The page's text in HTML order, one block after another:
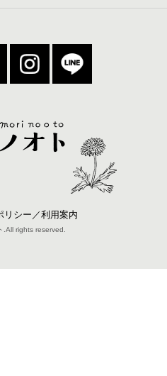
リシー／利用案内
.All rights reserved.